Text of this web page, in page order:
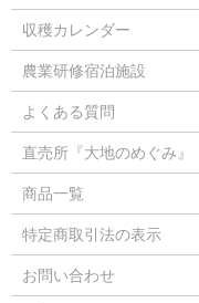
収穫カレンダー
農業研修宿泊施設
よくある質問
直売所『大地のめぐみ』
商品一覧
特定商取引法の表示
お問い合わせ